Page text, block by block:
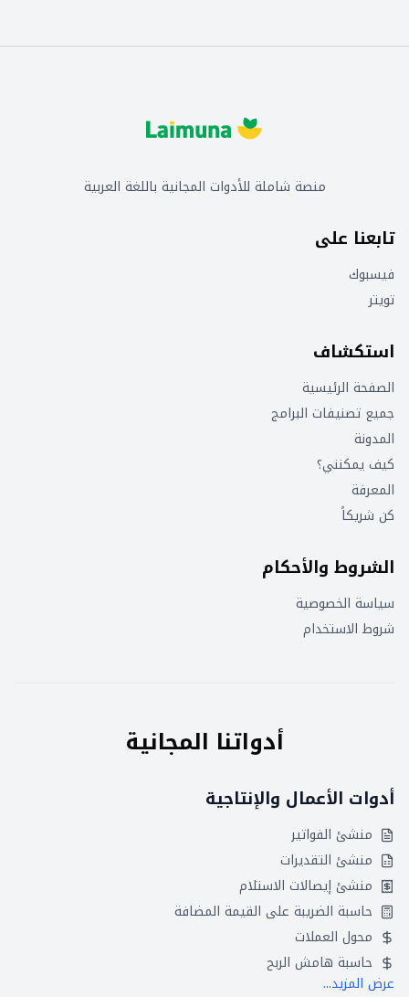
منحها الأداء الأفضل والتوافر والأمان والتوافق الذي
منصة شاملة للأدوات المجانية باللغة العربية
تابعنا على
فيسبوك
تويتر
استكشاف
الصفحة الرئيسية
جميع تصنيفات البرامج
المدونة
كيف يمكنني؟
المعرفة
كن شريكاً
الشروط والأحكام
سياسة الخصوصية
شروط الاستخدام
أدواتنا المجانية
أدوات الأعمال والإنتاجية
منشئ الفواتير
منشئ التقديرات
منشئ إيصالات الاستلام
حاسبة الضريبة على القيمة المضافة
محول العملات
حاسبة هامش الربح
عرض المزيد...